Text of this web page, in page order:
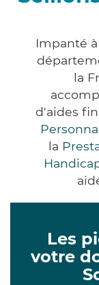
Impanté
la
d'aides
la
Les
votre